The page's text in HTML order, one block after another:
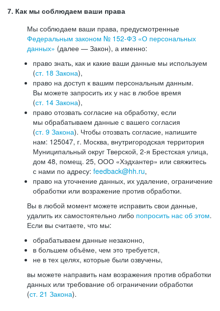
7. Как мы соблюдаем ваши права
Мы соблюдаем ваши права, предусмотренные
Федеральным законом № 152-ФЗ «О персональных
данных» (далее — Закон), а именно:
право знать, как и какие ваши данные мы используем
(ст. 18 Закона),
право на доступ к вашим персональным данным.
Вы можете запросить их у нас в любое время
(ст. 14 Закона),
право отозвать согласие на обработку, если
мы обрабатываем данные с вашего согласия
(ст. 9 Закона). Чтобы отозвать согласие, напишите
нам: 125047, г. Москва, внутригородская территория
Муниципальный округ Тверской, 2-я Брестская улица,
дом 48, помещ. 25, ООО «Хэдхантер» или свяжитесь
с нами по адресу: feedback@hh.ru,
право на уточнение данных, их удаление, ограничение
обработки или возражение против обработки.
Вы в любой момент можете исправить свои данные,
удалить их самостоятельно либо попросить нас об этом.
Если вы считаете, что мы:
обрабатываем данные незаконно,
в большем объёме, чем это требуется,
не в тех целях, которые были озвучены,
вы можете направить нам возражения против обработки
данных или требование об ограничении обработки
(ст. 21 Закона).